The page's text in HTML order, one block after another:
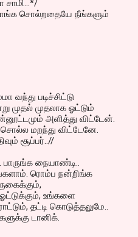
சொல்றதையே நீங்களும்
வந்து படிச்சிட்டு
முதல் முதலாக ஓட்டும்
அளித்து விட்டேன்.
மறந்து விட்டேனே.
சூப்பர்..//
நையாண்டி..
ரொம்ப நன்றிங்க
உங்களை
தட்டி கொடுத்தலுமே..
டானிக்.